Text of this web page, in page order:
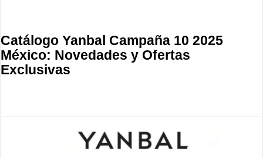
Catálogo Yanbal Campaña 10 2025
México: Novedades y Ofertas
Exclusivas